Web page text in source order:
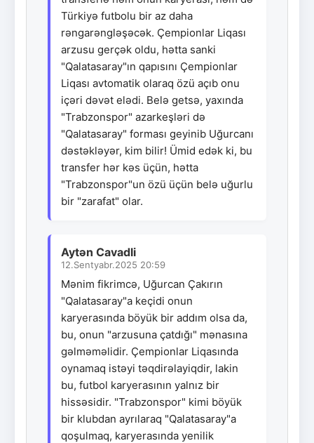
Türkiyə futbolu bir az daha
rəngarəngləşəcək. Çempionlar Liqası
arzusu gerçək oldu, hətta sanki
"Qalatasaray"ın qapısını Çempionlar
Liqası avtomatik olaraq özü açıb onu
içəri dəvət elədi. Belə getsə, yaxında
"Trabzonspor" azarkeşləri də
"Qalatasaray" forması geyinib Uğurcanı
dəstəkləyər, kim bilir! Ümid edək ki, bu
transfer hər kəs üçün, hətta
"Trabzonspor"un özü üçün belə uğurlu
bir "zarafat" olar.
Aytən Cavadli
12.Sentyabr.2025 20:59
Mənim fikrimcə, Uğurcan Çakırın
"Qalatasaray"a keçidi onun
karyerasında böyük bir addım olsa da,
bu, onun "arzusuna çatdığı" mənasına
gəlməməlidir. Çempionlar Liqasında
oynamaq istəyi təqdirəlayiqdir, lakin
bu, futbol karyerasının yalnız bir
hissəsidir. "Trabzonspor" kimi böyük
bir klubdan ayrılaraq "Qalatasaray"a
qoşulmaq, karyerasında yenilik